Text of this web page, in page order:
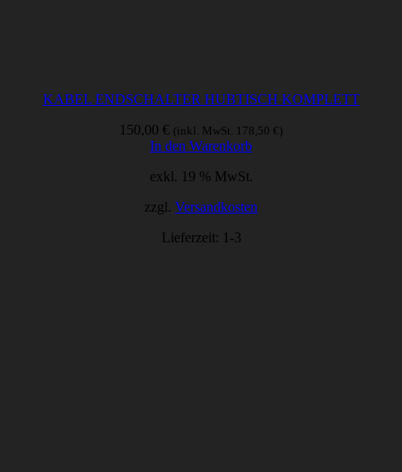
KABEL ENDSCHALTER HUBTISCH KOMPLETT
150,00 € (inkl. MwSt. 178,50 € )
In den Warenkorb
exkl. 19 % MwSt.
zzgl. Versandkosten
Lieferzeit: 1-3